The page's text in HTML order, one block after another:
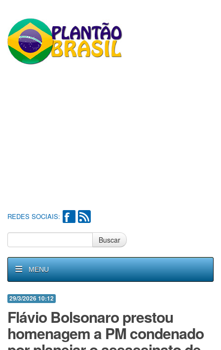
REDES SOCIAIS:
Buscar
MENU
29/3/2026 10:12
Flávio Bolsonaro prestou
homenagem a PM condenado